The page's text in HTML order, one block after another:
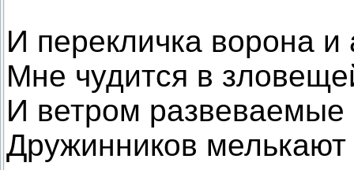
И перекличка ворона
Мне чудится в
И ветром
Дружинников